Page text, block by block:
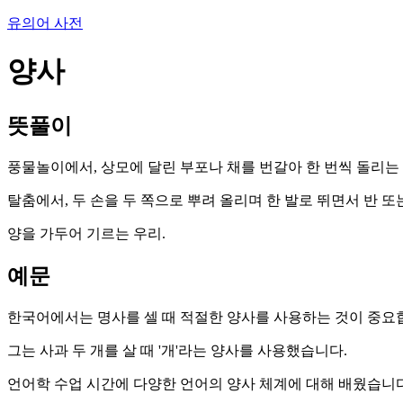
유의어 사전
양사
뜻풀이
풍물놀이에서, 상모에 달린 부포나 채를 번갈아 한 번씩 돌리는
탈춤에서, 두 손을 두 쪽으로 뿌려 올리며 한 발로 뛰면서 반 또
양을 가두어 기르는 우리.
예문
한국어에서는 명사를 셀 때 적절한 양사를 사용하는 것이 중요
그는 사과 두 개를 살 때 '개'라는 양사를 사용했습니다.
언어학 수업 시간에 다양한 언어의 양사 체계에 대해 배웠습니